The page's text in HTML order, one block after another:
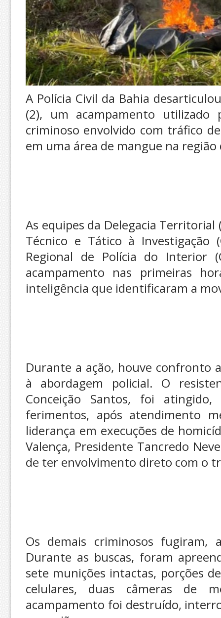
A Polícia Civil da Bahia
(2), um acampamento
criminoso envolvido com tráfico
em uma área de mangue na região
As equipes da Delegacia Territorial
Técnico e Tático à Investigação
Regional de Polícia do Interior
acampamento nas primeiras
inteligência que identificaram a
Durante a ação, houve confronto
à abordagem policial. O
Conceição Santos, foi
ferimentos, após atendimento
liderança em execuções de
Valença, Presidente Tancredo
de ter envolvimento direto com o
Os demais criminosos fugiram,
Durante as buscas, foram
sete munições intactas, porções
celulares, duas câmeras de
acampamento foi destruído,